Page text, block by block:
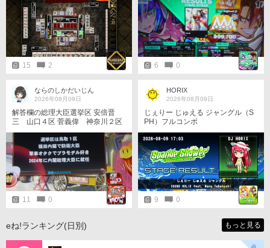
で.と思っていたので残りの400円
で.りんご1個(税込み390円程)を買
って帰ります=3 お疲れ様でした m
(_ _)m
15 2
なったりします。 後、中盤にリズ
ム難があるんで、 パフェコン以上
を狙う場合は注意です。
6 0
ならのしかだいじん
2026年08月09日
解答欄の総理大臣選挙区 安倍晋
三 山口４区 菅義偉 神奈川２区
高市早苗 奈良２区
11 0
HORIX
2026年08月09日
じぇりー じゅえる ジャングル（S
PH）フルコンボ
9 0
eね!ランキング(日別) もっと見る